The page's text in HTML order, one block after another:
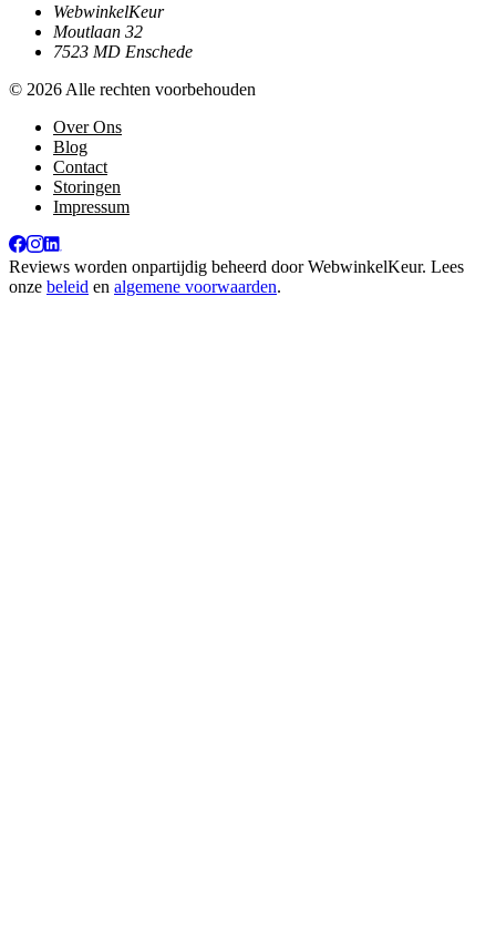
WebwinkelKeur
Moutlaan 32
7523 MD Enschede
© 2026 Alle rechten voorbehouden
Over Ons
Blog
Contact
Storingen
Impressum
Reviews worden onpartijdig beheerd doorWebwinkelKeur. Lees
onze beleid en algemene voorwaarden.